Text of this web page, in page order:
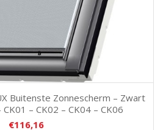
Buitenste Zonnescherm – Zwart
– CK02 – CK04 – CK06
€116,16